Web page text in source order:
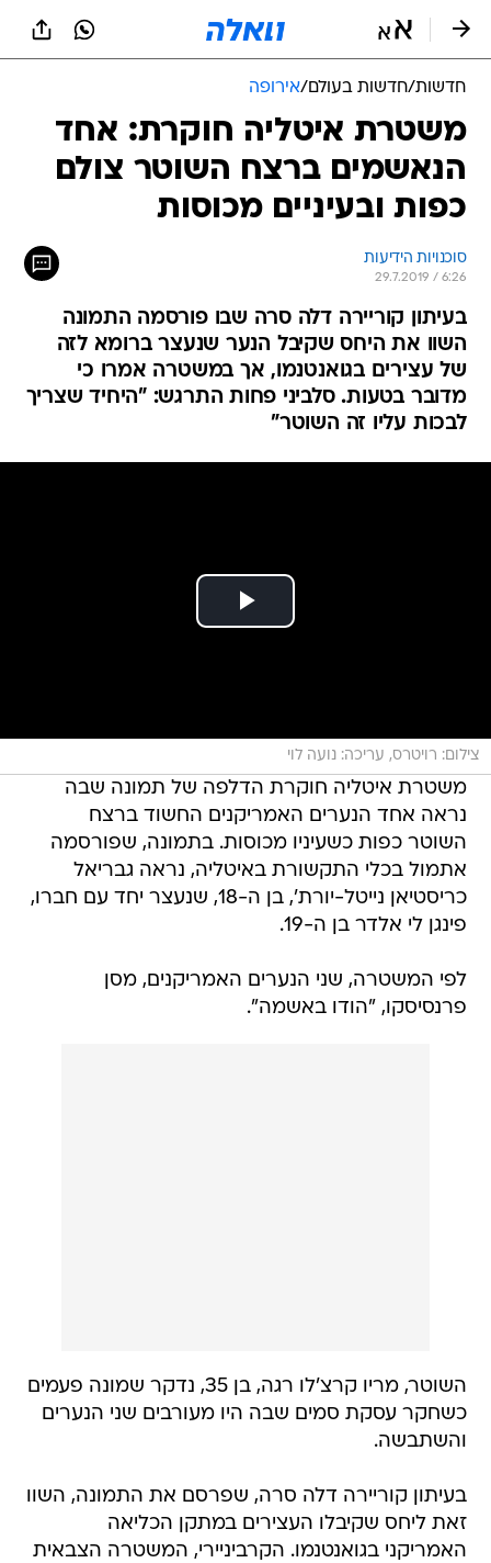
חדשות/חדשות בעולם/אירופה
משטרת איטליה חוקרת: אחד
הנאשמים ברצח השוטר צולם
כפות ובעיניים מכוסות
סוכנויות הידיעות
29.7.2019 / 6:26
בעיתון קוריירה דלה סרה שבו פורסמה התמונה
השוו את היחס שקיבל הנער שנעצר ברומא לזה
של עצירים בגואנטנמו, אך במשטרה אמרו כי
מדובר בטעות. סלביני פחות התרגש: "היחיד שצריך
לבכות עליו זה השוטר"
צילום: רויטרס, עריכה: נועה לוי
משטרת איטליה חוקרת הדלפה של תמונה שבה
נראה אחד הנערים האמריקנים החשוד ברצח
השוטר כפות כשעיניו מכוסות. בתמונה, שפורסמה
אתמול בכלי התקשורת באיטליה, נראה גבריאל
כריסטיאן נייטל-יורת', בן ה-18, שנעצר יחד עם חברו,
פינגן לי אלדר בן ה-19.
לפי המשטרה, שני הנערים האמריקנים, מסן
פרנסיסקו, "הודו באשמה".
השוטר, מריו קרצ'לו רגה, בן 35, נדקר שמונה פעמים
כשחקר עסקת סמים שבה היו מעורבים שני הנערים
והשתבשה.
בעיתון קוריירה דלה סרה, שפרסם את התמונה, השוו
זאת ליחס שקיבלו העצירים במתקן הכליאה
האמריקני בגואנטנמו. הקרביניירי, המשטרה הצבאית